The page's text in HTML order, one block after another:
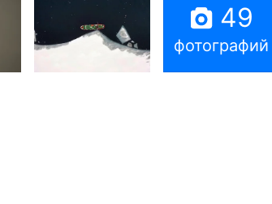
49
фотографий